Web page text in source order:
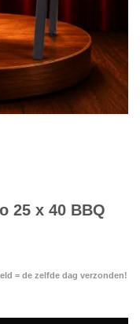
25 x 40 BBQ
= de zelfde dag verzonden!